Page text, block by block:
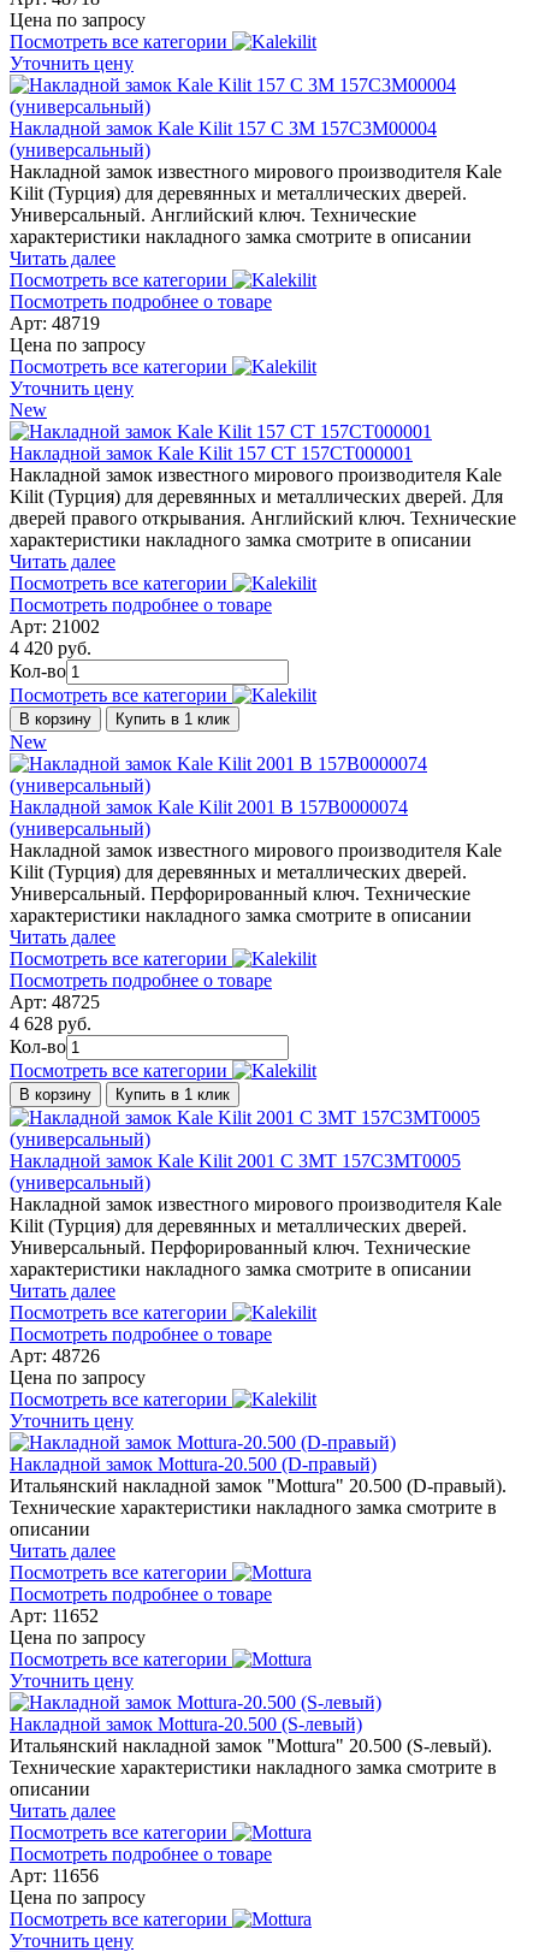
Цена по запросу
Посмотреть все категории
Уточнить цену
Накладной замок Kale Kilit 157 C 3M 157C3M00004
(универсальный)
Накладной замок известного мирового производителя Kale
Kilit (Турция) для деревянных и металлических дверей.
Универсальный. Английский ключ. Технические
характеристики накладного замка смотрите в описании
Читать далее
Посмотреть все категории
Посмотреть подробнее о товаре
Арт: 48719
Цена по запросу
Посмотреть все категории
Уточнить цену
New
Накладной замок Kale Kilit 157 CT 157CT000001
Накладной замок известного мирового производителя Kale
Kilit (Турция) для деревянных и металлических дверей. Для
дверей правого открывания. Английский ключ. Технические
характеристики накладного замка смотрите в описании
Читать далее
Посмотреть все категории
Посмотреть подробнее о товаре
Арт: 21002
4 420 руб.
Кол-во
Посмотреть все категории
В корзину Купить в 1 клик
New
Накладной замок Kale Kilit 2001 B 157B0000074
(универсальный)
Накладной замок известного мирового производителя Kale
Kilit (Турция) для деревянных и металлических дверей.
Универсальный. Перфорированный ключ. Технические
характеристики накладного замка смотрите в описании
Читать далее
Посмотреть все категории
Посмотреть подробнее о товаре
Арт: 48725
4 628 руб.
Кол-во
Посмотреть все категории
В корзину Купить в 1 клик
Накладной замок Kale Kilit 2001 C 3MT 157C3MT0005
(универсальный)
Накладной замок известного мирового производителя Kale
Kilit (Турция) для деревянных и металлических дверей.
Универсальный. Перфорированный ключ. Технические
характеристики накладного замка смотрите в описании
Читать далее
Посмотреть все категории
Посмотреть подробнее о товаре
Арт: 48726
Цена по запросу
Посмотреть все категории
Уточнить цену
Накладной замок Mottura-20.500 (D-правый)
Итальянский накладной замок "Mottura" 20.500 (D-правый).
Технические характеристики накладного замка смотрите в
описании
Читать далее
Посмотреть все категории
Посмотреть подробнее о товаре
Арт: 11652
Цена по запросу
Посмотреть все категории
Уточнить цену
Накладной замок Mottura-20.500 (S-левый)
Итальянский накладной замок "Mottura" 20.500 (S-левый).
Технические характеристики накладного замка смотрите в
описании
Читать далее
Посмотреть все категории
Посмотреть подробнее о товаре
Арт: 11656
Цена по запросу
Посмотреть все категории
Уточнить цену